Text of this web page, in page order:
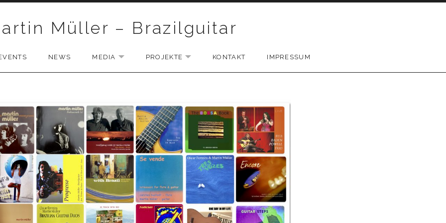
Müller – Brazilguitar
SUBMENU NEWS MEDIA EXPAND SUBMENU
PROJEKTE EXPAND SUBMENU
KONTAKT IMPRESSUM